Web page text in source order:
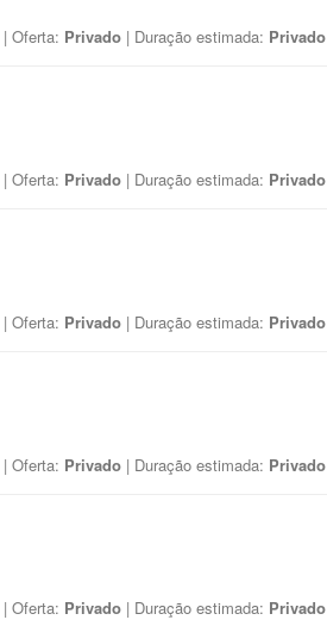
| Oferta: Privado | Duração estimada: Privado
| Oferta: Privado | Duração estimada: Privado
| Oferta: Privado | Duração estimada: Privado
| Oferta: Privado | Duração estimada: Privado
| Oferta: Privado | Duração estimada: Privado